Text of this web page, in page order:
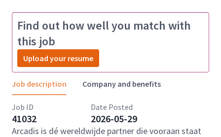
Find out how well you match with
this job
Upload your resume
Job description Company and benefits
Job ID
41032
Date Posted
2026-05-29
Arcadis is dé wereldwijde partner die vooraan staat